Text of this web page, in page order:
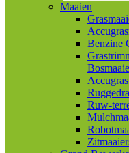
Maaien
Benzine
Ruw-